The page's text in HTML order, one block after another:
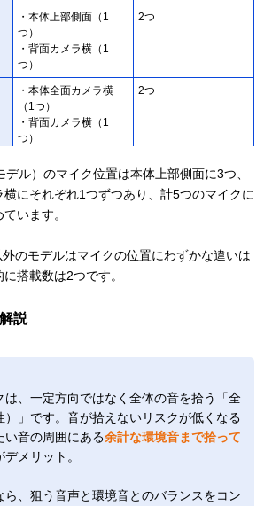
・本体上部側面（1
つ）
・背面カメラ横（1
つ）
2つ
・本体全面カメラ横
（1つ）
・背面カメラ横（1
つ）
2つ
・本体上部側面（2
つ）
ル）のマイク位置は本体上部側面に3つ、
にそれぞれ1つずつあり、計5つのマイクに
います。
のモデルはマイクの位置にわずかな違いは
搭載数は2つです。
説
は、一定方向ではなく全体の音を拾う「全
）」です。音が拾えないリスクが低くなる
い音の周囲にある余計な環境音まで拾って
デメリット。
ら、狙う音声と環境音とのバランスをコン